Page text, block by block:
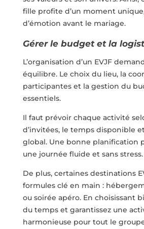
fille profite d’un moment
d’émotion avant le mariage.
Gérer le budget et la
L’organisation d’un EVJF
équilibre. Le choix du lieu, la
participantes et la gestion du
essentiels.
Il faut prévoir chaque activité
d’invitées, le temps disponible
global. Une bonne planification
une journée fluide et sans stress.
De plus, certaines destinations
formules clé en main :
ou soirée apéro. En choisissant
du temps et garantissez une
harmonieuse pour tout le